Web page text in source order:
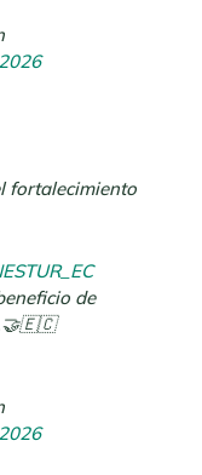
fortalecimiento
de